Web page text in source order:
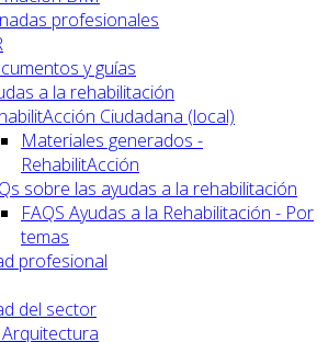
profesionales
y guías
a la rehabilitación
Ciudadana (local)
Materiales generados -
RehabilitAcción
sobre las ayudas a la rehabilitación
FAQS Ayudas a la Rehabilitación - Por
temas
profesional
del sector